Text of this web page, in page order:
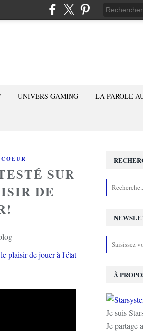
UNIVERS GAMING LA PAROLE
SUR
DE
À
Je suis
Je partage